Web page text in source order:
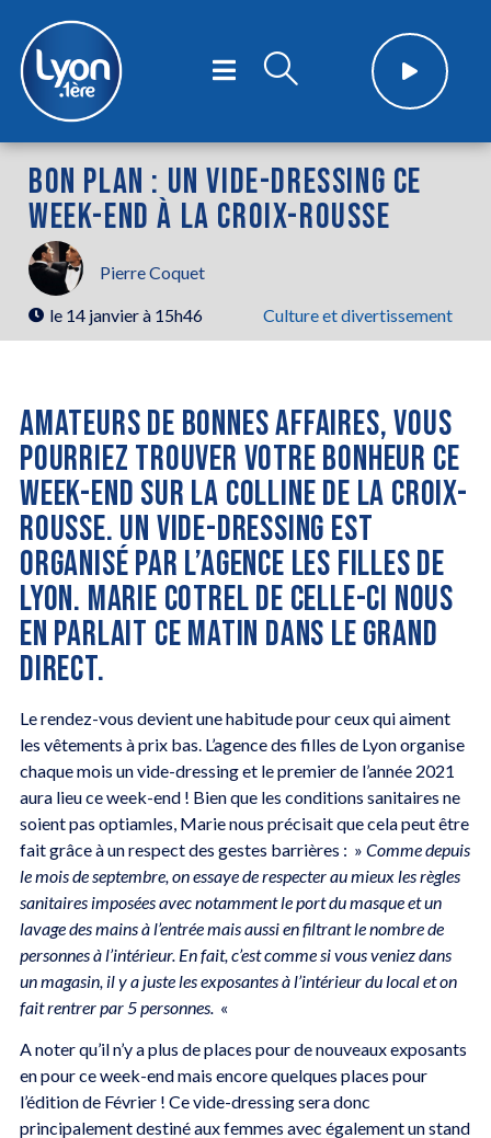
BON PLAN : UN VIDE-DRESSING CE
WEEK-END À LA CROIX-ROUSSE
Pierre Coquet
le 14 janvier à 15h46 Culture et divertissement
AMATEURS DE BONNES AFFAIRES, VOUS
POURRIEZ TROUVER VOTRE BONHEUR CE
WEEK-END SUR LA COLLINE DE LA CROIX-
ROUSSE. UN VIDE-DRESSING EST
ORGANISÉ PAR L’AGENCE LES FILLES DE
LYON. MARIE COTREL DE CELLE-CI NOUS
EN PARLAIT CE MATIN DANS LE GRAND
DIRECT.
Le rendez-vous devient une habitude pour ceux qui aiment
les vêtements à prix bas. L’agence des filles de Lyon organise
chaque mois un vide-dressing et le premier de l’année 2021
aura lieu ce week-end ! Bien que les conditions sanitaires ne
soient pas optiamles, Marie nous précisait que cela peut être
fait grâce à un respect des gestes barrières : » Comme depuis
le mois de septembre, on essaye de respecter au mieux les règles
sanitaires imposées avec notamment le port du masque et un
lavage des mains à l’entrée mais aussi en filtrant le nombre de
personnes à l’intérieur. En fait, c’est comme si vous veniez dans
un magasin, il y a juste les exposantes à l’intérieur du local et on
fait rentrer par 5 personnes. «
A noter qu’il n’y a plus de places pour de nouveaux exposants
en pour ce week-end mais encore quelques places pour
l’édition de Février ! Ce vide-dressing sera donc
principalement destiné aux femmes avec également un stand